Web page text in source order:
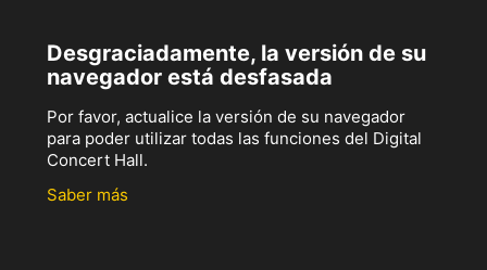
Desgraciadamente, la versión de su
navegador está desfasada
Por favor, actualice la versión de su navegador
para poder utilizar todas las funciones del Digital
Concert Hall.
Saber más